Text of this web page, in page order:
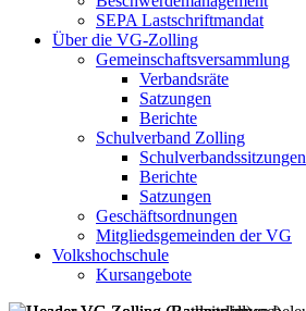
SEPA Lastschriftmandat
Über die VG-Zolling
Gemeinschaftsversammlung
Verbandsräte
Satzungen
Berichte
Schulverband Zolling
Schulverbandssitzungen
Berichte
Satzungen
Geschäftsordnungen
Mitgliedsgemeinden der VG
Volkshochschule
Kursangebote